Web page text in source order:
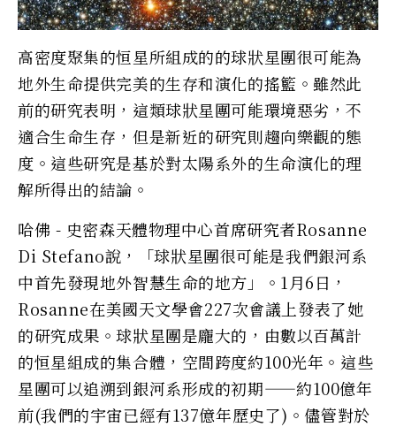
高密度聚集的恒星所組成的的球狀星團很可能為
地外生命提供完美的生存和演化的搖籃。雖然此
前的研究表明，這類球狀星團可能環境惡劣，不
適合生命生存，但是新近的研究則趨向樂觀的態
度。這些研究是基於對太陽系外的生命演化的理
解所得出的結論。
哈佛 - 史密森天體物理中心首席研究者Rosanne
Di Stefano說，「球狀星團很可能是我們銀河系
中首先發現地外智慧生命的地方」。1月6日，
Rosanne在美國天文學會227次會議上發表了她
的研究成果。球狀星團是龐大的，由數以百萬計
的恒星組成的集合體，空間跨度約100光年。這些
星團可以追溯到銀河系形成的初期——約100億年
前(我們的宇宙已經有137億年歷史了)。儘管對於